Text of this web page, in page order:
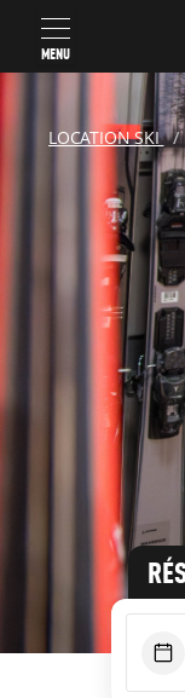
MENU
LOCATION SKI